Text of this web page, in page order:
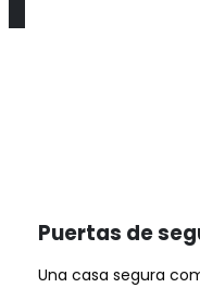
Puertas de
Una casa segura